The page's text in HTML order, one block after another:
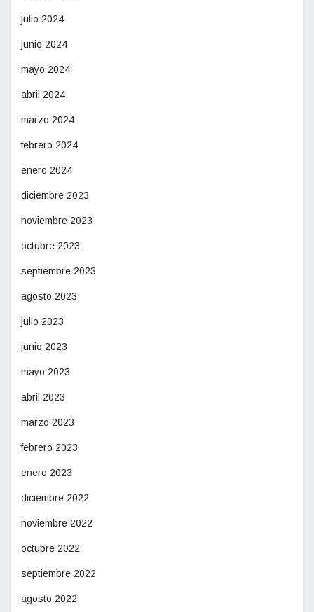
julio 2024
junio 2024
mayo 2024
abril 2024
marzo 2024
febrero 2024
enero 2024
diciembre 2023
noviembre 2023
octubre 2023
septiembre 2023
agosto 2023
julio 2023
junio 2023
mayo 2023
abril 2023
marzo 2023
febrero 2023
enero 2023
diciembre 2022
noviembre 2022
octubre 2022
septiembre 2022
agosto 2022